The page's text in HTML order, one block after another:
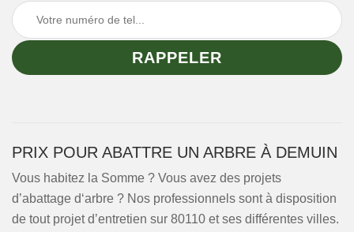
PRIX POUR ABATTRE UN ARBRE À DEMUIN
Vous habitez la Somme ? Vous avez des projets
d’abattage d‘arbre ? Nos professionnels sont à disposition
de tout projet d’entretien sur 80110 et ses différentes villes.